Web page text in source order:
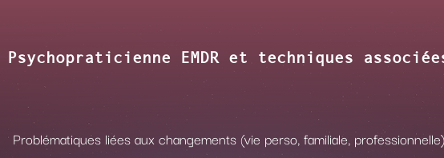
Psychopraticienne EMDR et techniques
Problématiques liées aux changements (vie perso, familiale, professionnelle)